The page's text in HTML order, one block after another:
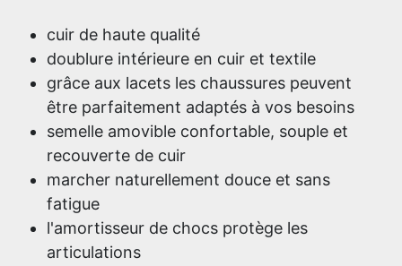
cuir de haute qualité
doublure intérieure en cuir et textile
grâce aux lacets les chaussures peuvent
être parfaitement adaptés à vos besoins
semelle amovible confortable, souple et
recouverte de cuir
marcher naturellement douce et sans
fatigue
l'amortisseur de chocs protège les
articulations